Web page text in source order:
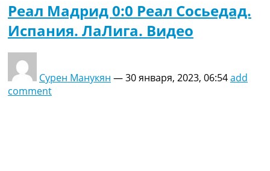
Реал Мадрид 0:0 Реал Сосьедад.
Испания. ЛаЛига. Видео
Сурен Манукян —30 января, 2023, 06:54add
comment